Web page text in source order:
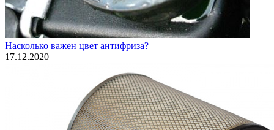
Насколько важен цвет антифриза?
17.12.2020